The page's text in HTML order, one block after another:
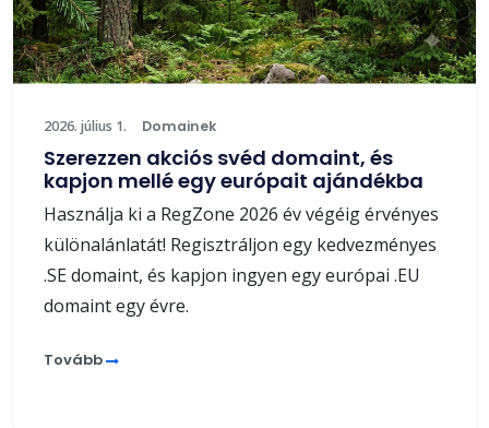
2026. július 1. Domainek
Szerezzen akciós svéd domaint, és
kapjon mellé egy európait ajándékba
Használja ki a RegZone 2026 év végéig érvényes
különalánlatát! Regisztráljon egy kedvezményes
.SE domaint, és kapjon ingyen egy európai .EU
domaint egy évre.
Tovább